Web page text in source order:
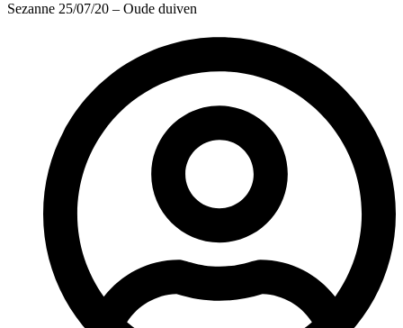
Sezanne 25/07/20 – Oude duiven